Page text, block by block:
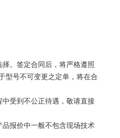
。签定合同后，将严格遵照
型号不可变更之定单，将在合
受到不公正待遇，敬请直接
报价中一般不包含现场技术